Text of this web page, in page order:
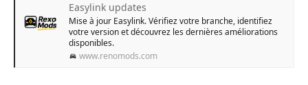
Easylink updates
Mise à jour Easylink. Vérifiez votre branche, identifiez
votre version et découvrez les dernières améliorations
disponibles.
www.renomods.com